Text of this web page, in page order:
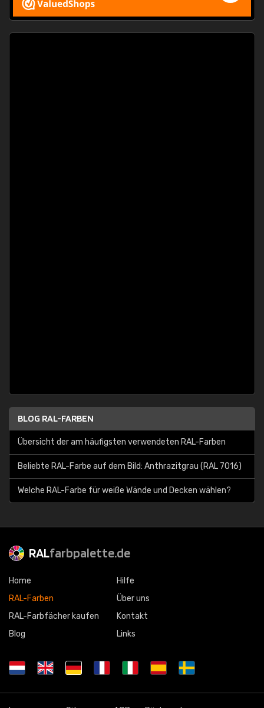
BLOG RAL-FARBEN
Übersicht der am häufigsten verwendeten RAL-Farben
Beliebte RAL-Farbe auf dem Bild: Anthrazitgrau (RAL 7016)
Welche RAL-Farbe für weiße Wände und Decken wählen?
RALfarbpalette.de
Home
RAL-Farben
RAL-Farbfächer kaufen
Blog
Hilfe
Über uns
Kontakt
Links